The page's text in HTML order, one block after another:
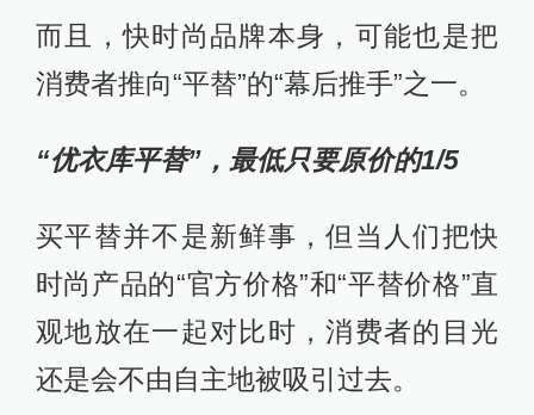
而且，快时尚品牌本身，可能也是把
消费者推向“平替”的“幕后推手”之一。
“优衣库平替”，最低只要原价的1/5
买平替并不是新鲜事，但当人们把快
时尚产品的“官方价格”和“平替价格”直
观地放在一起对比时，消费者的目光
还是会不由自主地被吸引过去。